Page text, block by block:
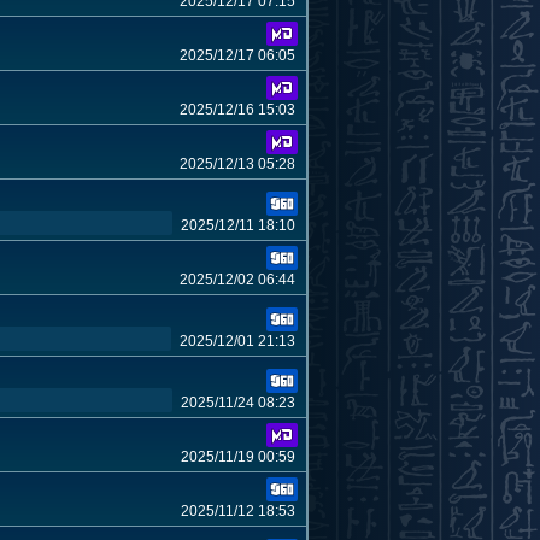
2025/12/17 06:05
2025/12/16 15:03
2025/12/13 05:28
2025/12/11 18:10
2025/12/02 06:44
2025/12/01 21:13
2025/11/24 08:23
2025/11/19 00:59
2025/11/12 18:53